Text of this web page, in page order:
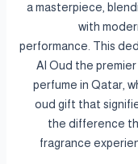
a masterpiece,
with
performance. This
Al Oud the
perfume in Qatar,
oud gift that
the difference
fragrance